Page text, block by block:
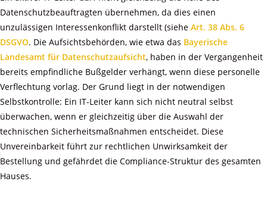
Datenschutzbeauftragten übernehmen, da dies einen
unzulässigen Interessenkonflikt darstellt (siehe Art. 38 Abs. 6
DSGVO. Die Aufsichtsbehörden, wie etwa das Bayerische
Landesamt für Datenschutzaufsicht, haben in der Vergangenheit
bereits empfindliche Bußgelder verhängt, wenn diese personelle
Verflechtung vorlag. Der Grund liegt in der notwendigen
Selbstkontrolle: Ein IT-Leiter kann sich nicht neutral selbst
überwachen, wenn er gleichzeitig über die Auswahl der
technischen Sicherheitsmaßnahmen entscheidet. Diese
Unvereinbarkeit führt zur rechtlichen Unwirksamkeit der
Bestellung und gefährdet die Compliance-Struktur des gesamten
Hauses.